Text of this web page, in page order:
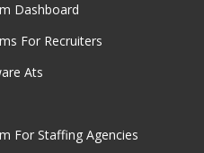
Dashboard
For Recruiters
Ats
For Staffing Agencies